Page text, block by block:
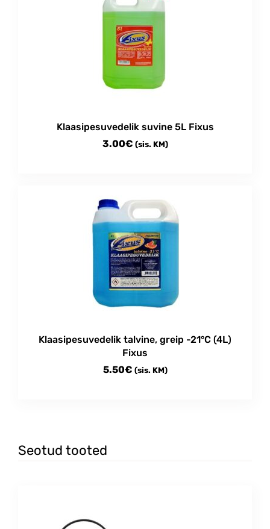
Klaasipesuvedelik suvine 5L Fixus
3.00€ (sis. KM)
Klaasipesuvedelik talvine, greip -21°C (4L)
Fixus
5.50€ (sis. KM)
Seotud tooted